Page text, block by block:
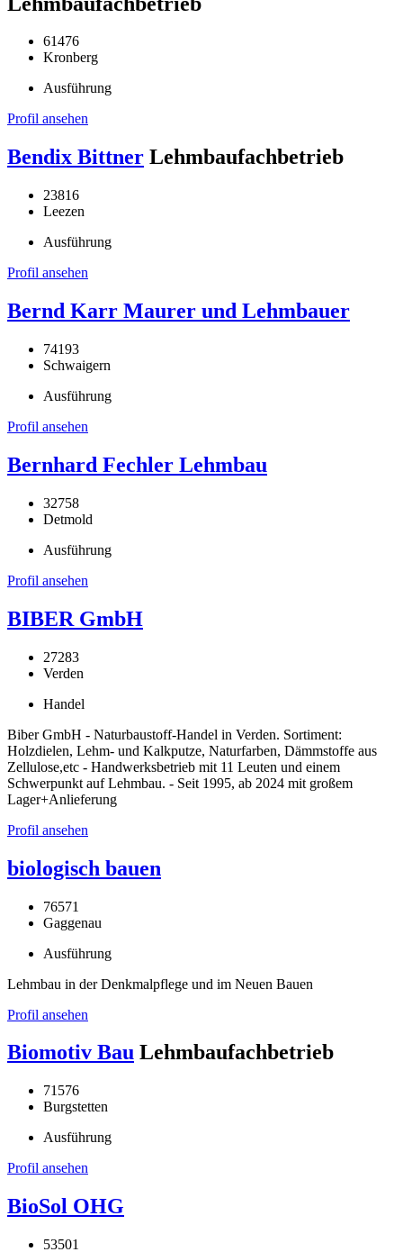
61476
Kronberg
Ausführung
Profil ansehen
Bendix Bittner Lehmbaufachbetrieb
23816
Leezen
Ausführung
Profil ansehen
Bernd Karr Maurer und Lehmbauer
74193
Schwaigern
Ausführung
Profil ansehen
Bernhard Fechler Lehmbau
32758
Detmold
Ausführung
Profil ansehen
BIBER GmbH
27283
Verden
Handel
Biber GmbH - Naturbaustoff-Handel in Verden. Sortiment:
Holzdielen, Lehm- und Kalkputze, Naturfarben, Dämmstoffe aus
Zellulose,etc - Handwerksbetrieb mit 11 Leuten und einem
Schwerpunkt auf Lehmbau. - Seit 1995, ab 2024 mit großem
Lager+Anlieferung
Profil ansehen
biologisch bauen
76571
Gaggenau
Ausführung
Lehmbau in der Denkmalpflege und im Neuen Bauen
Profil ansehen
Biomotiv Bau Lehmbaufachbetrieb
71576
Burgstetten
Ausführung
Profil ansehen
BioSol OHG
53501